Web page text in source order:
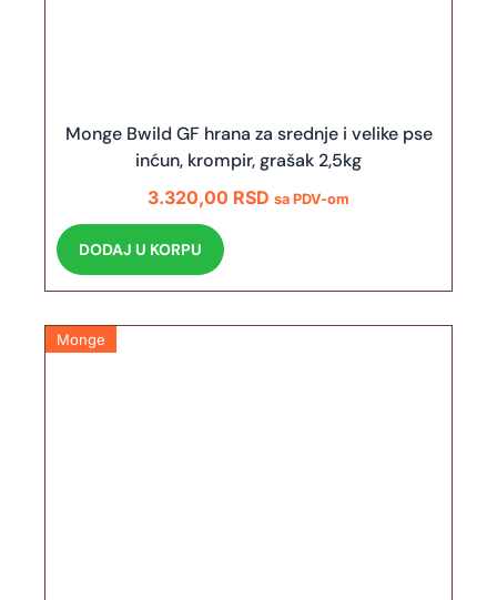
Monge Bwild GF hrana za srednje i velike pse
inćun, krompir, grašak 2,5kg
3.320,00 RSD sa PDV-om
DODAJ U KORPU
Monge